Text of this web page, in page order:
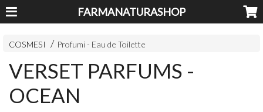
FARMANATURASHOP
COSMESI Profumi - Eau de Toilette
VERSET PARFUMS -
OCEAN